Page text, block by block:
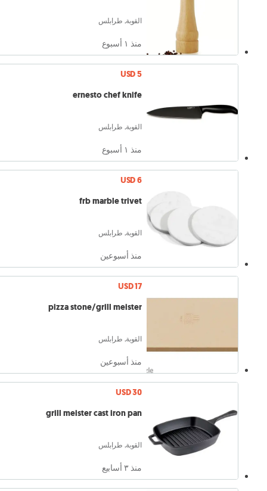
القوبة, طرابلس
منذ ١ أسبوع
USD 5
ernesto chef knife
القوبة, طرابلس
منذ ١ أسبوع
USD 6
frb marble trivet
القوبة, طرابلس
منذ أسبوعين
USD 17
pizza stone/grill meister
القوبة, طرابلس
منذ أسبوعين
USD 30
grill meister cast iron pan
القوبة, طرابلس
منذ ٣ أسابيع